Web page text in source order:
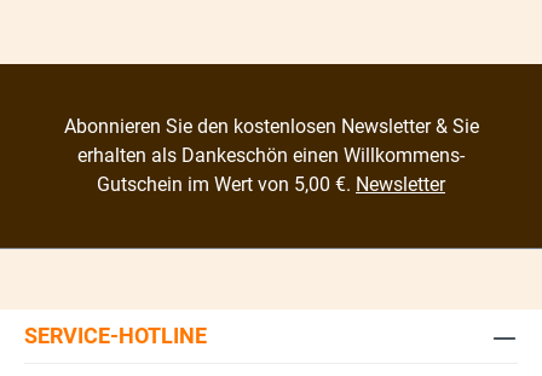
Abonnieren Sie den kostenlosen Newsletter & Sie
erhalten als Dankeschön einen Willkommens-
Gutschein im Wert von 5,00 €. Newsletter
SERVICE-HOTLINE